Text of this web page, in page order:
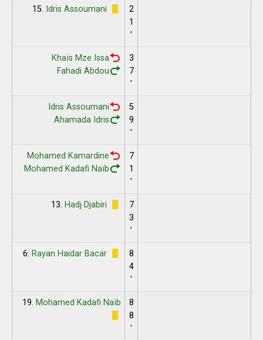
15. Idris Assoumani
2
1
'
Khaïs Mze Issa
Fahadi Abdou
3
7
'
Idris Assoumani
Ahamada Idris
5
9
'
Mohamed Kamardine
Mohamed Kadafi Naïb
7
1
'
13. Hadj Djabiri
7
3
'
6. Rayan Haidar Bacar
8
4
'
19. Mohamed Kadafi Naïb
8
8
'